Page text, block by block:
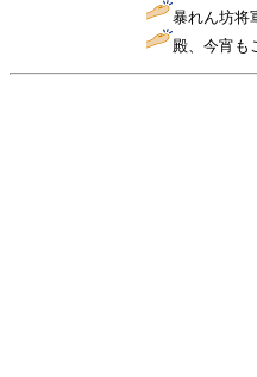
暴れん坊将
殿、今宵も